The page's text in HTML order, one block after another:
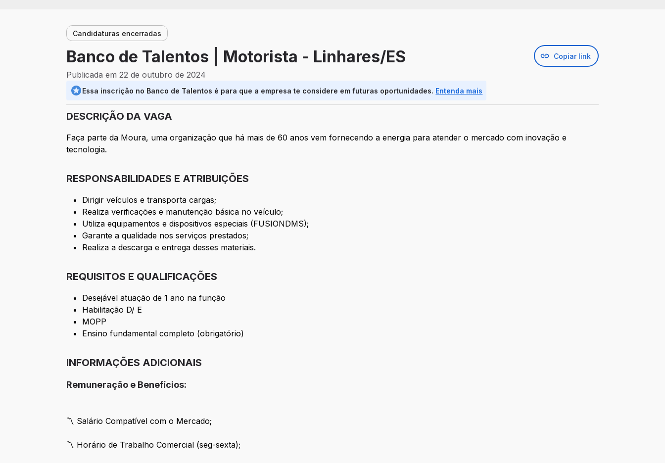
Candidaturas encerradas
Banco de Talentos | Motorista - Linhares/ES Copiar link
Publicada em 22 de outubro de 2024
Essa inscrição no Banco de Talentos é para que a empresa te considere em futuras oportunidades. Entenda mais
DESCRIÇÃO DA VAGA
Faça parte da Moura, uma organização que há mais de 60 anos vem fornecendo a energia para atender o mercado com inovação e
tecnologia.
RESPONSABILIDADES E ATRIBUIÇÕES
Dirigir veículos e transporta cargas;
Realiza verificações e manutenção básica no veículo;
Utiliza equipamentos e dispositivos especiais (FUSIONDMS);
Garante a qualidade nos serviços prestados;
Realiza a descarga e entrega desses materiais.
REQUISITOS E QUALIFICAÇÕES
Desejável atuação de 1 ano na função
Habilitação D/ E
MOPP
Ensino fundamental completo (obrigatório)
INFORMAÇÕES ADICIONAIS
Remuneração e Benefícios:
〽️ Salário Compatível com o Mercado;
〽️ Horário de Trabalho Comercial (seg-sexta);